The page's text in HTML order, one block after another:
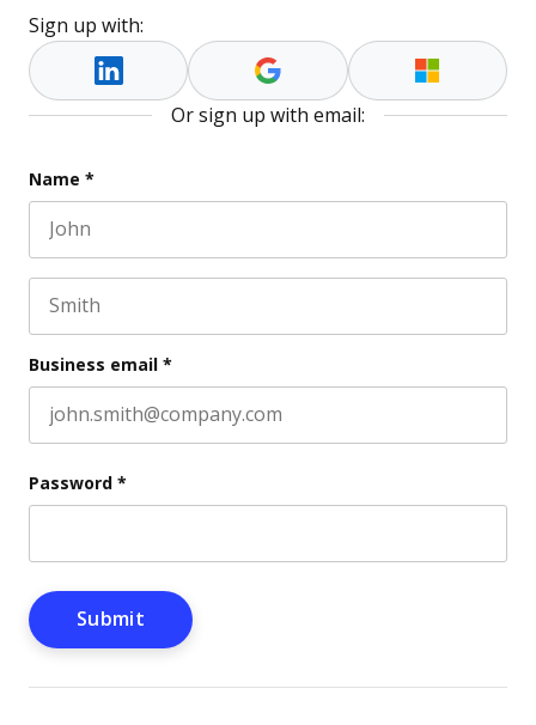
Sign up with:
Or sign up with email:
Email
This field is for validation purposes and should be
Name *
Business email *
Password *